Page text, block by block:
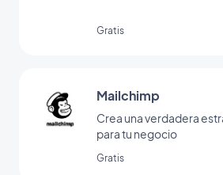
Gratis
Mailchimp
Crea una verdadera
para tu negocio
Gratis